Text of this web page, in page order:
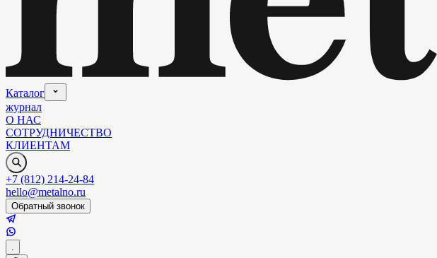
Каталог
журнал
О НАС
СОТРУДНИЧЕСТВО
КЛИЕНТАМ
+7 (812) 214-24-84
hello@metalno.ru
Обратный звонок
.